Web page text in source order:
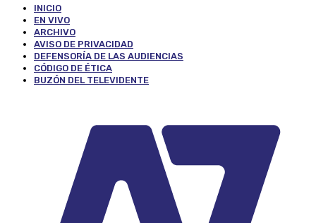
INICIO
EN VIVO
ARCHIVO
AVISO DE PRIVACIDAD
DEFENSORÍA DE LAS AUDIENCIAS
CÓDIGO DE ÉTICA
BUZÓN DEL TELEVIDENTE